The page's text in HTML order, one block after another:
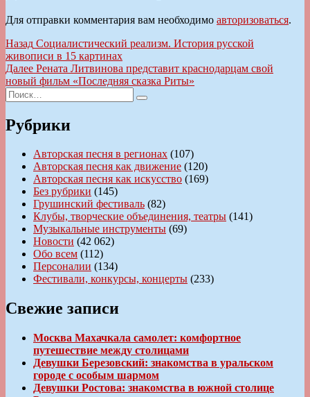
Для отправки комментария вам необходимо авторизоваться.
Навигация
по
записям
Назад Предыдущая
запись:
Социалистический реализм. История русской
живописи в 15 картинах
Далее Следующая
запись:
Рената Литвинова представит краснодарцам свой
новый фильм «Последняя сказка Риты»
Искать:
Поиск
Рубрики
Авторская песня в регионах (107)
Авторская песня как движение (120)
Авторская песня как искусство (169)
Без рубрики (145)
Грушинский фестиваль (82)
Клубы, творческие объединения, театры (141)
Музыкальные инструменты (69)
Новости (42 062)
Обо всем (112)
Персоналии (134)
Фестивали, конкурсы, концерты (233)
Свежие записи
Москва Махачкала самолет: комфортное
путешествие между столицами
Девушки Березовский: знакомства в уральском
городе с особым шармом
Девушки Ростова: знакомства в южной столице